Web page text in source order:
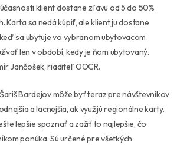
klient dostane zľavu od 5 do 50%
Karta sa nedá kúpiť, ale klient ju dostane
sa ubytuje vo vybranom ubytovacom
len v období, kedy je ňom ubytovaný.
Jančošek, riaditeľ OOCR.
Bardejov môže byť teraz pre návštevníkov
a lacnejšia, ak využijú regionálne karty.
lepšie spoznať a zažiť to najlepšie, čo
ponúka. Sú určené pre všetkých